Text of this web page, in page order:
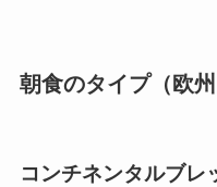
朝食のタイプ（欧州
コンチネンタルブレ